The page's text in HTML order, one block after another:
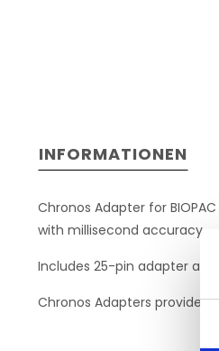
INFORMATIONEN
Chronos Adapter for
with millisecond accuracy.
Includes 25-pin adapter and
Chronos Adapters provide